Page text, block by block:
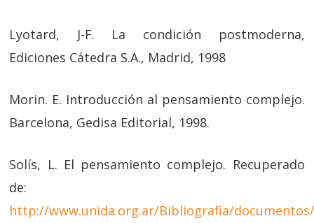
Lyotard, J-F. La condición postmoderna,
Ediciones Cátedra S.A., Madrid, 1998
Morin. E. Introducción al pensamiento complejo.
Barcelona, Gedisa Editorial, 1998.
Solís, L. El pensamiento complejo. Recuperado
de:
http://www.unida.org.ar/Bibliografia/